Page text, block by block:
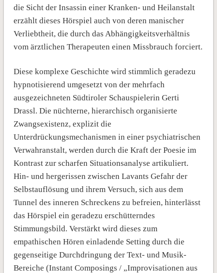
die Sicht der Insassin einer Kranken- und Heilanstalt
erzählt dieses Hörspiel auch von deren manischer
Verliebtheit, die durch das Abhängigkeitsverhältnis
vom ärztlichen Therapeuten einen Missbrauch forciert.
Diese komplexe Geschichte wird stimmlich geradezu
hypnotisierend umgesetzt von der mehrfach
ausgezeichneten Südtiroler Schauspielerin Gerti
Drassl. Die nüchterne, hierarchisch organisierte
Zwangsexistenz, explizit die
Unterdrückungsmechanismen in einer psychiatrischen
Verwahranstalt, werden durch die Kraft der Poesie im
Kontrast zur scharfen Situationsanalyse artikuliert.
Hin- und hergerissen zwischen Lavants Gefahr der
Selbstauflösung und ihrem Versuch, sich aus dem
Tunnel des inneren Schreckens zu befreien, hinterlässt
das Hörspiel ein geradezu erschütterndes
Stimmungsbild. Verstärkt wird dieses zum
empathischen Hören einladende Setting durch die
gegenseitige Durchdringung der Text- und Musik-
Bereiche (Instant Composings / „Improvisationen aus